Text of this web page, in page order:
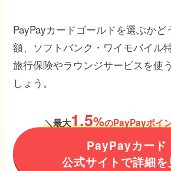
PayPayカードゴールドを選ぶかど
額、ソフトバンク・ワイモバイル
旅行保険やラウンジサービスを使
しょう。
＼最大1.5%のPayPayポイ
PayPayカード
公式サイトで詳細を